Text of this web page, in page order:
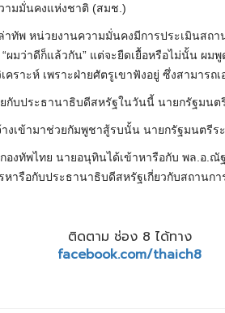
ามมั่นคงแห่งชาติ (สมช.)
าทัพ หน่วยงานความมั่นคงมีการประเมินสถา
มว่าดีก็แล้วกัน” แต่จะยืดเยื้อหรือไม่นั้น ผมพู
ราะห์ เพราะฝ่ายศัตรูเขาฟังอยู่ ซึ่งสามารถ
กับประธานาธิบดีสหรัฐในวันนี้ นายกรัฐมน
เข้ามาช่วยกัมพูชาสู้รบนั้น นายกรัฐมนตรีระ
องทัพไทย นายอนุทินได้เข้าหารือกับ พล.อ.
หารือกับประธานาธิบดีสหรัฐเกี่ยวกับสถาน
ติดตาม ช่อง 8 ได้ทาง
facebook.com/thaich8